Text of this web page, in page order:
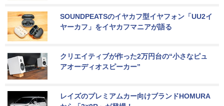
SOUNDPEATSのイヤカフ型イヤフォン「UU2イ
ヤーカフ」をイヤカフマニアが語る
クリエイティブが作った2万円台の“小さなピュ
アオーディオスピーカー”
レイズのプレミアムカー向けブランドHOMURA